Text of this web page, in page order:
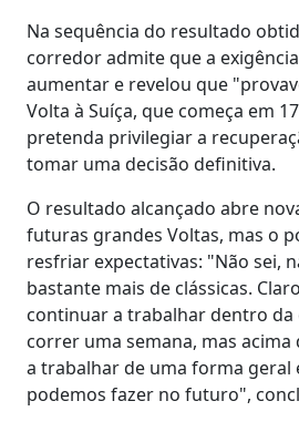
Na sequência do resultado
corredor admite que a
aumentar e revelou que
Volta à Suíça, que começa em
pretenda privilegiar a
tomar uma decisão definitiva.
O resultado alcançado abre
futuras grandes Voltas, mas o
resfriar expectativas: "Não sei,
bastante mais de clássicas.
continuar a trabalhar dentro da
correr uma semana, mas
a trabalhar de uma forma geral
podemos fazer no futuro",